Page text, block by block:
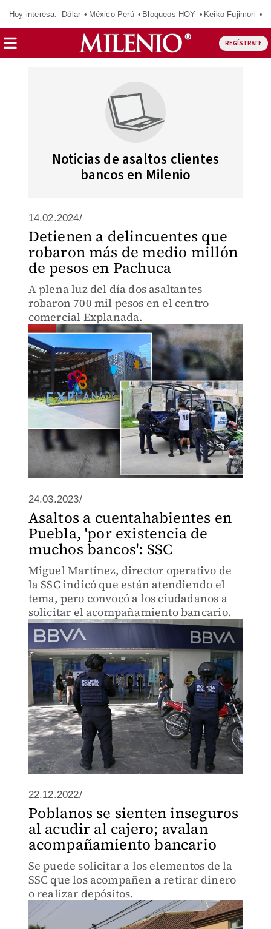
Hoy interesa: Dólar México-Perú Bloqueos HOY Keiko Fujimori
REGÍSTRATE
Noticias de asaltos clientes
bancos en Milenio
14.02.2024/
Detienen a delincuentes que
robaron más de medio millón
de pesos en Pachuca
A plena luz del día dos asaltantes
robaron 700 mil pesos en el centro
comercial Explanada.
24.03.2023/
Asaltos a cuentahabientes en
Puebla, 'por existencia de
muchos bancos': SSC
Miguel Martínez, director operativo de
la SSC indicó que están atendiendo el
tema, pero convocó a los ciudadanos a
solicitar el acompañamiento bancario.
22.12.2022/
Poblanos se sienten inseguros
al acudir al cajero; avalan
acompañamiento bancario
Se puede solicitar a los elementos de la
SSC que los acompañen a retirar dinero
o realizar depósitos.